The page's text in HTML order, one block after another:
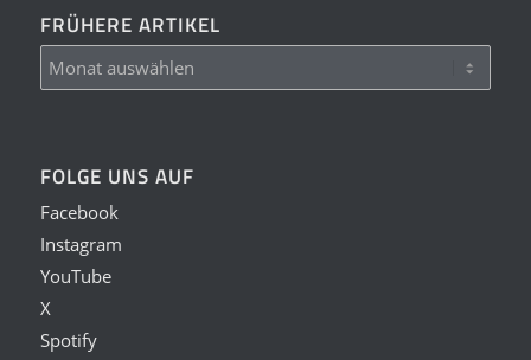
FRÜHERE ARTIKEL
FOLGE UNS AUF
Facebook
Instagram
YouTube
X
Spotify